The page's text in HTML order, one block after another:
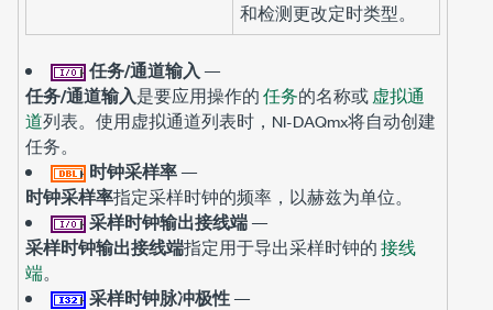
和检测更改定时类型。
任务/通道输入 —
任务/通道输入是要应用操作的任务的名称或 虚拟通
道列表。使用虚拟通道列表时，NI-DAQmx将自动创建
任务。
时钟采样率—
时钟采样率指定采样时钟的频率，以赫兹为单位。
采样时钟输出接线端—
采样时钟输出接线端指定用于导出采样时钟的接线
端。
采样时钟脉冲极性—